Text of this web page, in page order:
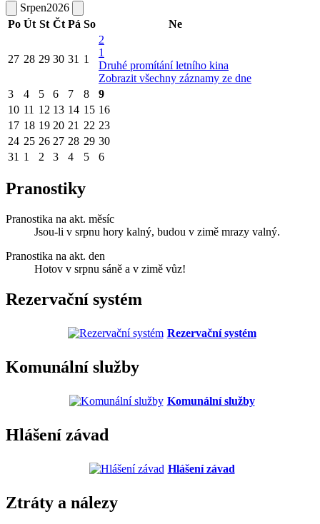
Srpen2026
Po Út St Čt Pá So Ne
27 28 29 30 31 1
2
1
Druhé promítání letního kina
Zobrazit všechny záznamy ze dne
3
4 5 6 7 8
9
10 11 12 13 14 15 16
17 18 19 20 21 22 23
24 25 26 27 28 29 30
31 1 2 3 4 5 6
Pranostiky
Pranostika na akt. měsíc
Jsou-li v srpnu hory kalný, budou v zimě mrazy valný.
Pranostika na akt. den
Hotov v srpnu sáně a v zimě vůz!
Rezervační systém
Rezervační systém
Komunální služby
Komunální služby
Hlášení závad
Hlášení závad
Ztráty a nálezy